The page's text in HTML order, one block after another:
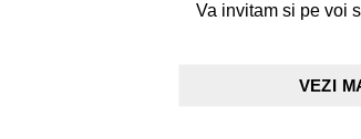
Va invitam si pe voi
VEZI